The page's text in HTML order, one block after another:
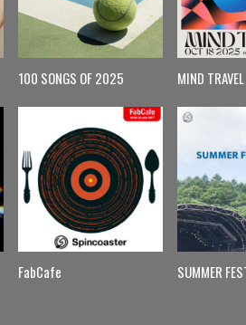
100 SONGS OF 2025
FabCafe
MIND TRAVEL
SUMMER